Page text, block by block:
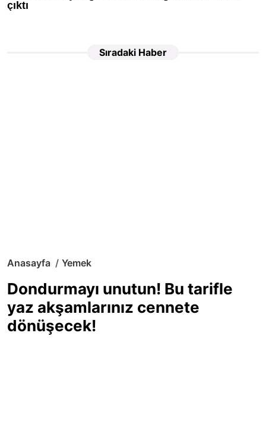
Sıradaki Haber
Anasayfa Yemek
Dondurmayı unutun! Bu tarifle
yaz akşamlarınız cennete
dönüşecek!